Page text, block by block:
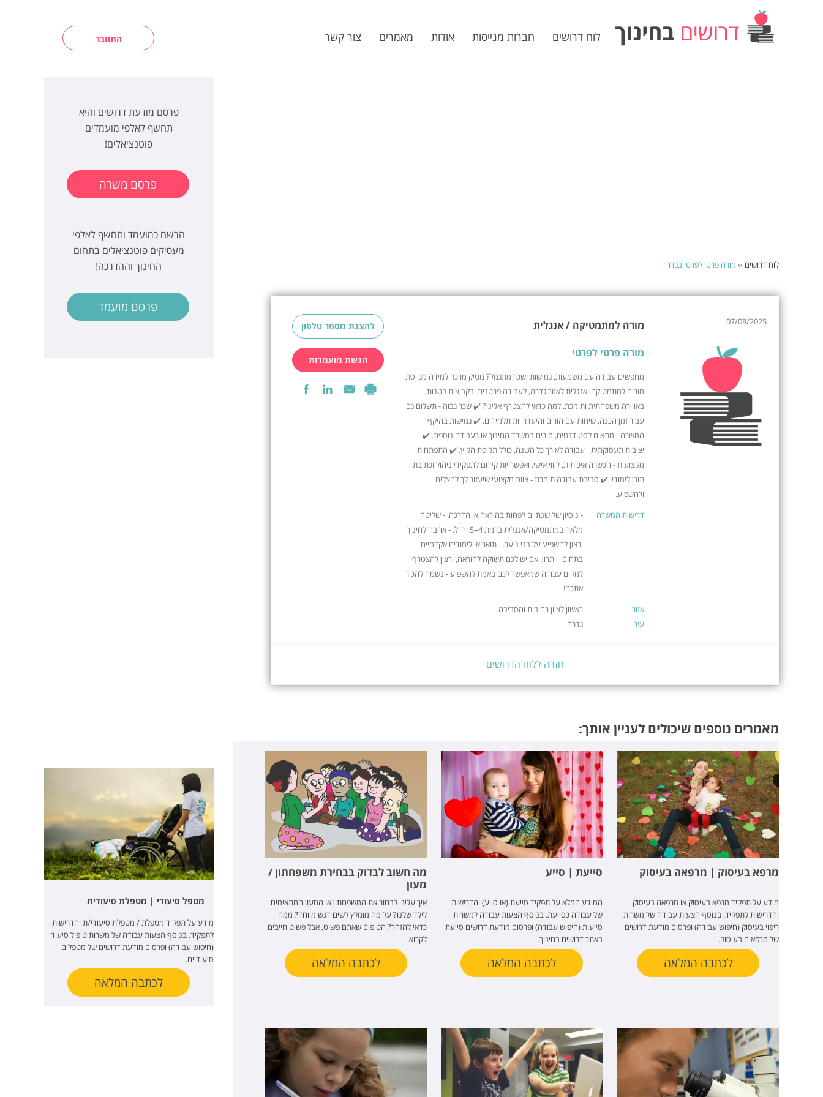
התחבר לוח דרושים חברות מגייסות אודות מאמרים צור קשר
לוח דרושים ›› מורה פרטי לפרטי בגדרה
07/08/2025 מורה למתמטיקה / אנגלית
מורה פרטי לפרטי
מחפשים עבודה עם משמעות, גמישות ושכר מתגמל? מטיק מרכזי למידה מגייסת
מורים למתמטיקה ואנגלית לאזור גדרה, לעבודה פרטנית ובקבוצות קטנות,
באווירה משפחתית ותומכת. למה כדאי להצטרף אלינו? ✔️ שכר גבוה - תשלום גם
עבור זמן הכנה, שיחות עם הורים והיעדרויות תלמידים. ✔️ גמישות בהיקף
המשרה - מתאים לסטודנטים, מורים במשרד החינוך או כעבודה נוספת. ✔️
יציבות תעסוקתית - עבודה לאורך כל השנה, כולל תקופת הקיץ. ✔️ התפתחות
מקצועית - הכשרה איכותית, ליווי אישי, ואפשרויות קידום לתפקידי ניהול וכתיבת
תוכן לימודי. ✔️ סביבת עבודה תומכת - צוות מקצועי שיעזור לך להצליח
ולהשפיע.
דרישות המשרה
- ניסיון של שנתיים לפחות בהוראה או הדרכה. - שליטה
מלאה במתמטיקה/אנגלית ברמת 4–5 יח"ל. - אהבה לחינוך
ורצון להשפיע על בני נוער. - תואר או לימודים אקדמיים
בתחום - יתרון. אם יש לכם תשוקה להוראה, ורצון להצטרף
למקום עבודה שמאפשר לכם באמת להשפיע - נשמח להכיר
אתכם!
אזור
ראשון לציון רחובות והסביבה
עיר
גדרה
להצגת מספר טלפון
הגשת מועמדות
חזרה ללוח הדרושים
מאמרים נוספים שיכולים לעניין אותך:
מרפא בעיסוק | מרפאה בעיסוק
מידע על תפקיד מרפא בעיסוק או מרפאה בעיסוק
והדרישות לתפקיד. בנוסף הצעות עבודה של משרות
ריפוי בעיסוק (חיפוש עבודה) ופרסום מודעת דרושים
של מרפאים בעיסוק.
לכתבה המלאה
סייעת | סייע
המידע המלא על תפקיד סייעת (או סייע) והדרישות
של עבודה כסייעת. בנוסף הצעות עבודה למשרות
סייעות (חיפוש עבודה) ופרסום מודעת דרושים סייעת
באתר דרושים בחינוך.
לכתבה המלאה
מה חשוב לבדוק בבחירת משפחתון /
מעון
איך עלינו לבחור את המשפחתון או המעון המתאימים
לילד שלנו? על מה מומלץ לשים דגש מיוחד? ממה
כדאי להזהר? הטיפים שאתם פשוט, אבל פשוט חייבים
לקרוא.
לכתבה המלאה
פרסם מודעת דרושים והיא
תחשף לאלפי מועמדים
פוטנציאלים!
פרסם משרה
הרשם כמועמד ותחשף לאלפי
מעסיקים פוטנציאלים בתחום
החינוך וההדרכה!
פרסם מועמד
מטפל סיעודי | מטפלת סיעודית
מידע על תפקיד מטפלת / מטפלת סיעודי/ת והדרישות
לתפקיד. בנוסף הצעות עבודה של משרות טיפול סיעודי
(חיפוש עבודה) ופרסום מודעת דרושים של מטפלים
סיעודיים.
לכתבה המלאה